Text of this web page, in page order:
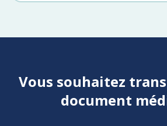
Vous souhaitez
document